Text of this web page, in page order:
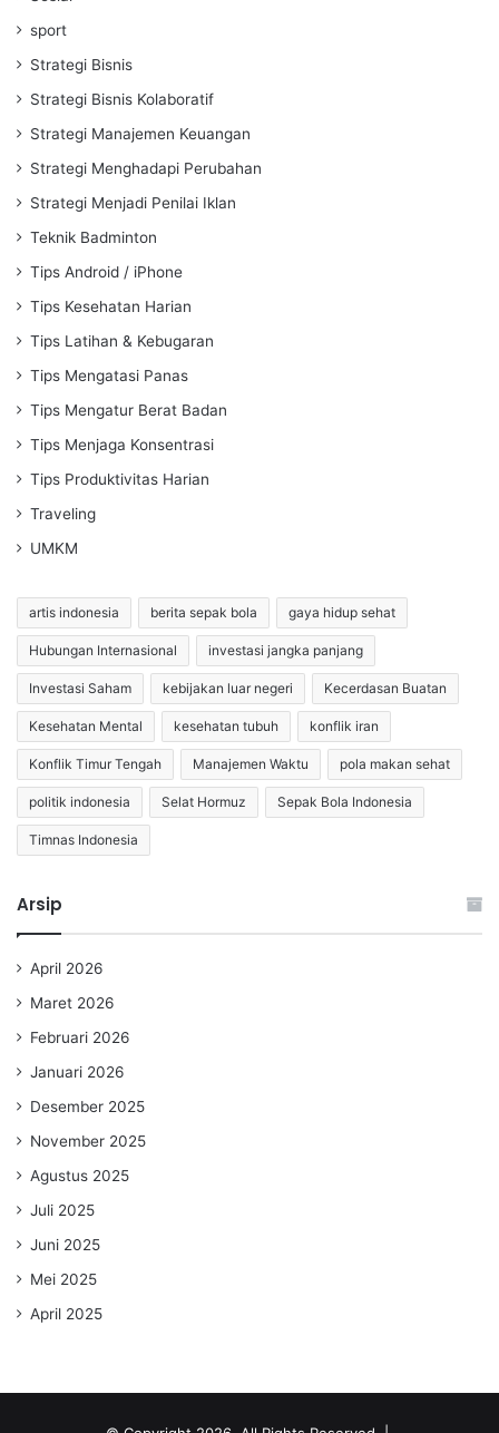
sport
Strategi Bisnis
Strategi Bisnis Kolaboratif
Strategi Manajemen Keuangan
Strategi Menghadapi Perubahan
Strategi Menjadi Penilai Iklan
Teknik Badminton
Tips Android / iPhone
Tips Kesehatan Harian
Tips Latihan & Kebugaran
Tips Mengatasi Panas
Tips Mengatur Berat Badan
Tips Menjaga Konsentrasi
Tips Produktivitas Harian
Traveling
UMKM
artis indonesia berita sepak bola gaya hidup sehat
Hubungan Internasional investasi jangka panjang
Investasi Saham kebijakan luar negeri Kecerdasan Buatan
Kesehatan Mental kesehatan tubuh konflik iran
Konflik Timur Tengah Manajemen Waktu pola makan sehat
politik indonesia Selat Hormuz Sepak Bola Indonesia
Timnas Indonesia
Arsip
April 2026
Maret 2026
Februari 2026
Januari 2026
Desember 2025
November 2025
Agustus 2025
Juli 2025
Juni 2025
Mei 2025
April 2025